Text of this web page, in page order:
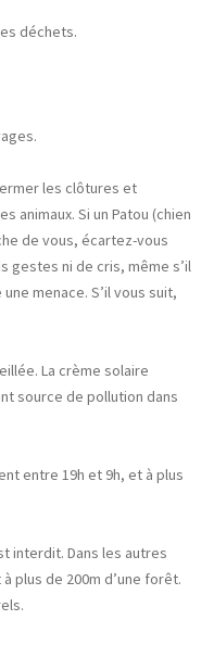
déchets.
les clôtures et
animaux. Si un Patou (chien
de vous, écartez-vous
gestes ni de cris, même s’il
menace. S’il vous suit,
La crème solaire
source de pollution dans
entre 19h et 9h, et à plus
interdit. Dans les autres
plus de 200m d’une forêt.